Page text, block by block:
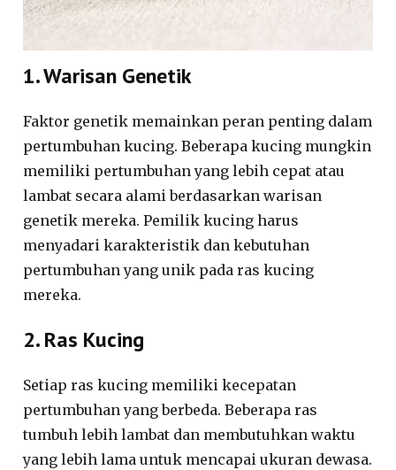
1. Warisan Genetik
Faktor genetik memainkan peran penting dalam
pertumbuhan kucing. Beberapa kucing mungkin
memiliki pertumbuhan yang lebih cepat atau
lambat secara alami berdasarkan warisan
genetik mereka. Pemilik kucing harus
menyadari karakteristik dan kebutuhan
pertumbuhan yang unik pada ras kucing
mereka.
2. Ras Kucing
Setiap ras kucing memiliki kecepatan
pertumbuhan yang berbeda. Beberapa ras
tumbuh lebih lambat dan membutuhkan waktu
yang lebih lama untuk mencapai ukuran dewasa.